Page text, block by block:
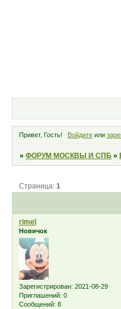
Привет, Гость! Войдитеили
»ФОРУМ МОСКВЫ И СПБ »
Страница:1
rimel
Новичок
Зарегистрирован: 2021-08-29
Приглашений: 0
Сообщений: 8